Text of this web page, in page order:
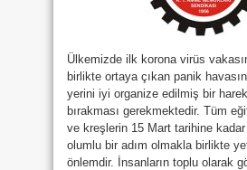
Ülkemizde ilk korona virüs
birlikte ortaya çıkan panik
yerini iyi organize edilmiş bir
bırakması gerekmektedir. Tüm
ve kreşlerin 15 Mart tarihine
olumlu bir adım olmakla birlikte
önlemdir. İnsanların toplu olarak